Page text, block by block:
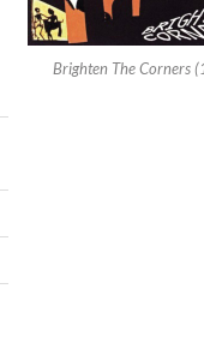
Brighten The Corners